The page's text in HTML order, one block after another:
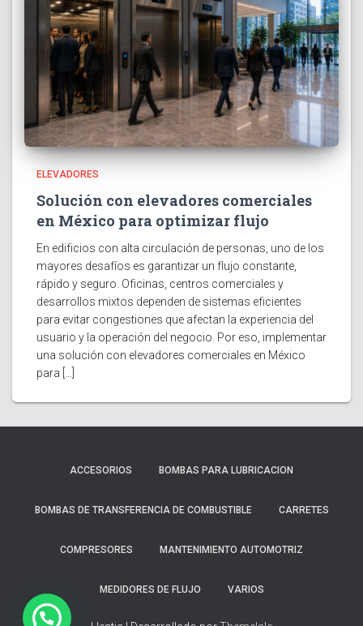
ELEVADORES
Solución con elevadores comerciales
en México para optimizar flujo
En edificios con alta circulación de personas, uno de los
mayores desafíos es garantizar un flujo constante,
rápido y seguro. Oficinas, centros comerciales y
desarrollos mixtos dependen de sistemas eficientes
para evitar congestiones que afectan la experiencia del
usuario y la operación del negocio. Por eso, implementar
una solución con elevadores comerciales en México
para […]
ACCESORIOS BOMBAS PARA LUBRICACION
BOMBAS DE TRANSFERENCIA DE COMBUSTIBLE CARRETES
COMPRESORES MANTENIMIENTO AUTOMOTRIZ
MEDIDORES DE FLUJO VARIOS